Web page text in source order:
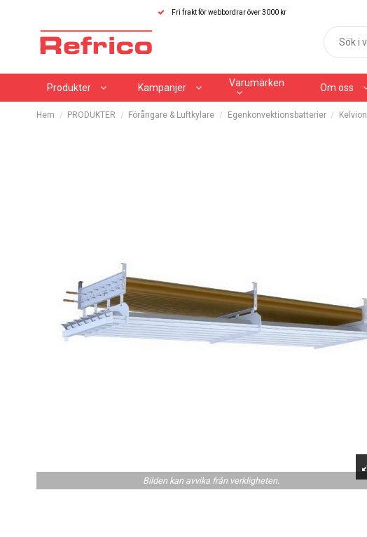
Fri frakt för webbordrar över 3000 kr
Produkter Kampanjer Varumärken Om oss
Hem PRODUKTER Förångare & Luftkylare Egenkonvektionsbatterier Kelvion
Bilden kan avvika från verkligheten.